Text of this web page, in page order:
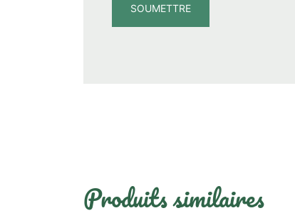
Produits similaires